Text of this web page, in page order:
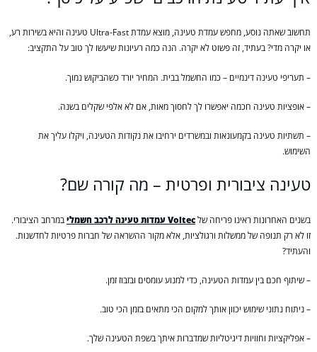
תחשוב שאתה נוסע, מחפש עמדת טעינה, מוצא עמדת Ultra-Fast טעינה והיא בשירות רע,
או יקרה מדי? בעתיד, זה פשוט לא יקרה. הנה כמה רעיונות שיעשו לך טוב על התקציב:
– תעריפי טעינה דינמיים – כמו החשמל בבית. המחיר יורד כשהביקוש נמוך.
– אופציות טעינה חכמה יאפשרו לך לחסוך מאות, אם לא אלפי שקלים בשנה.
– תשתיות טעינה בקמעונאות ובמשרדים ירחיבו את נקודות הטעינה, ויקלו עליך את
השימוש.
טעינה ציבורית ופרטית – מה קורה שם?
בשנים האחרונות ראינו פריחה שלVoltec עמדות טעינה לרכב חשמלי
במרחב הציבורי.
זו לא רק תנופה של ממשלות ורגולציות, אלא מקור ההשראה של חברות פרטיות לחדשנות.
והעתיד?
– שיתוף חכם בין עמדות הטעינה, כדי למנוע עומסים ובזבוז זמן.
– ניתוח נתוני שימוש יכוון אותך למקום הכי מתאים בזמן הכי טוב.
– אפליקציות וחוויות דיגיטליות שמדברות איתך בשפת הטעינה שלך.